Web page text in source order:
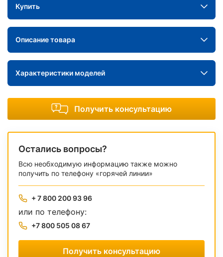
Купить
Описание товара
Характеристики моделей
Получить консультацию
Остались вопросы?
Всю необходимую информацию также можно
получить по телефону «горячей линии»
+ 7 800 200 93 96
или по телефону:
+7 800 505 08 67
Получить консультацию